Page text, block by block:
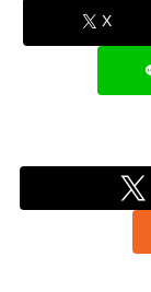
X